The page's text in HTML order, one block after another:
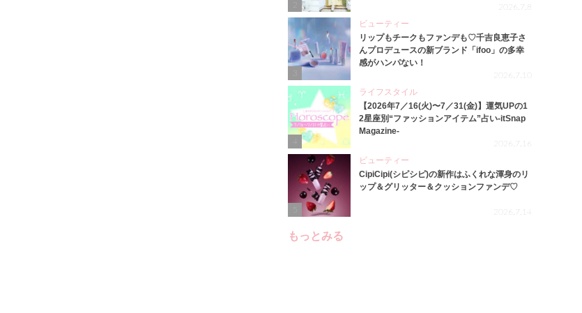
2026.7.8
3
ビューティー
リップもチークもファンデも♡千吉良恵子さ
んプロデュースの新ブランド「ifoo」の多幸
感がハンパない！
2026.7.10
4
ライフスタイル
【2026年7／16(火)〜7／31(金)】運気UPの1
2星座別“ファッションアイテム”占い-itSnap
Magazine-
2026.7.16
ビューティー
CipiCipi(シピシピ)の新作はふくれな渾身のリ
ップ＆グリッター＆クッションファンデ♡
2026.7.14
もっとみる